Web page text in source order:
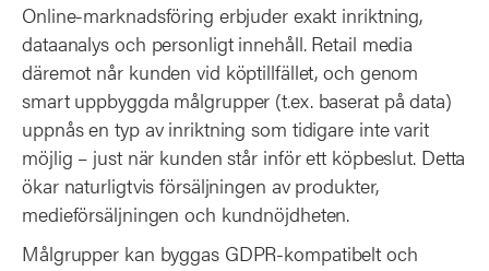
Online-marknadsföring erbjuder exakt inriktning,
dataanalys och personligt innehåll. Retail media
däremot når kunden vid köptillfället, och genom
smart uppbyggda målgrupper (t.ex. baserat på data)
uppnås en typ av inriktning som tidigare inte varit
möjlig – just när kunden står inför ett köpbeslut. Detta
ökar naturligtvis försäljningen av produkter,
medieförsäljningen och kundnöjdheten.
Målgrupper kan byggas GDPR-kompatibelt och